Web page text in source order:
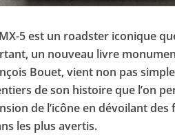
5 est un roadster iconique
un nouveau livre
Bouet, vient non pas
de son histoire que l’on
de l’icône en dévoilant
les plus avertis.